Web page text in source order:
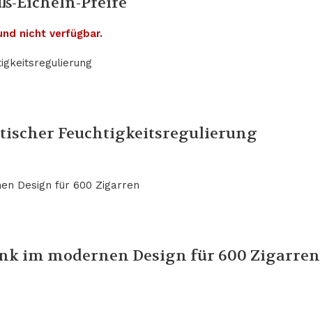
nicht verfügbar.
Feuchtigkeitsregulierung
im modernen Design für 600 Zigarren